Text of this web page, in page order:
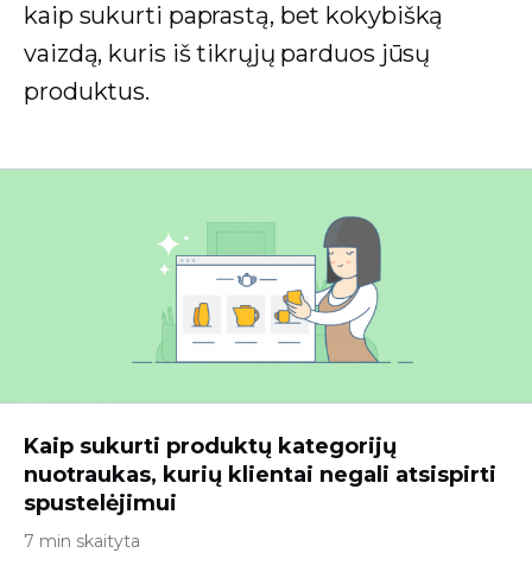
kaip sukurti paprastą, bet kokybišką
vaizdą, kuris iš tikrųjų parduos jūsų
produktus.
Kaip sukurti produktų kategorijų
nuotraukas, kurių klientai negali atsispirti
spustelėjimui
7 min skaityta